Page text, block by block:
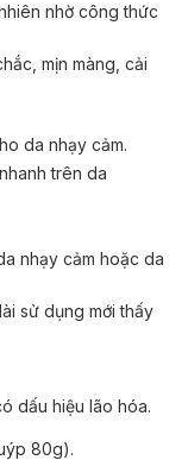
nhờ công thức
mịn màng, cải
da nhạy cảm.
trên da
nhạy cảm hoặc da
sử dụng mới thấy
dấu hiệu lão hóa.
80g).